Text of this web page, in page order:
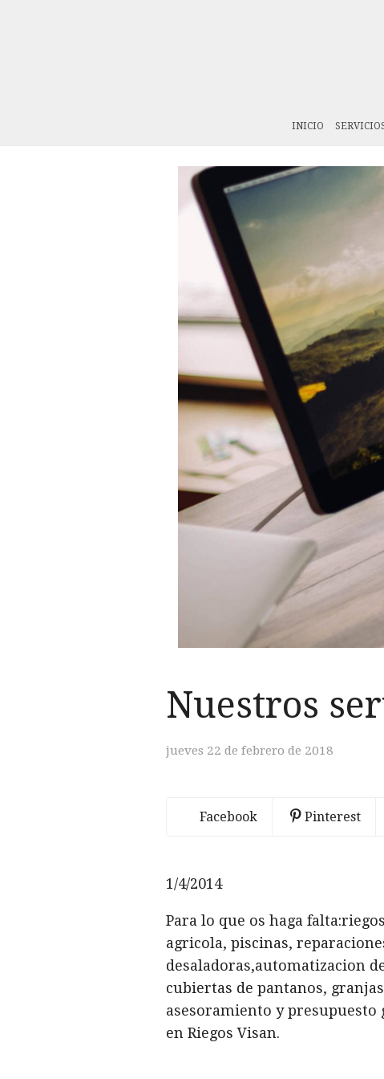
INICIO
Nuestros
jueves 22 de febrero de 2018
Facebook Pinterest
1/4/2014
Para lo que os haga
agricola, piscinas,
desaladoras,automatizacion
cubiertas de pantanos,
asesoramiento y presupuesto
en Riegos Visan.